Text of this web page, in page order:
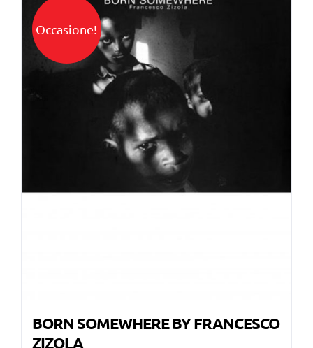
€60,00.€50,00.
Occasione!
BORN SOMEWHERE BY FRANCESCO
ZIZOLA